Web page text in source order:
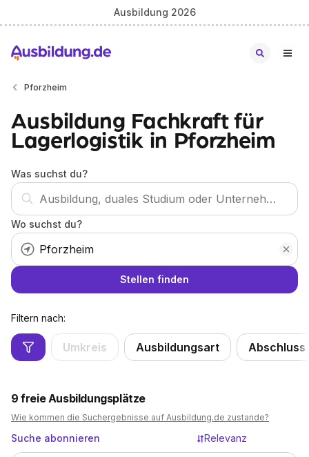
Ausbildung 2026
Pforzheim
Ausbildung Fachkraft für
Lagerlogistik in Pforzheim
Was suchst du?
Wo suchst du?
Stellen finden
Filtern nach:
Umkreis Ausbildungsart Abschluss
9 freie Ausbildungsplätze
Wie kommen die Suchergebnisse auf Ausbildung.de zustande?
Suche abonnieren Relevanz